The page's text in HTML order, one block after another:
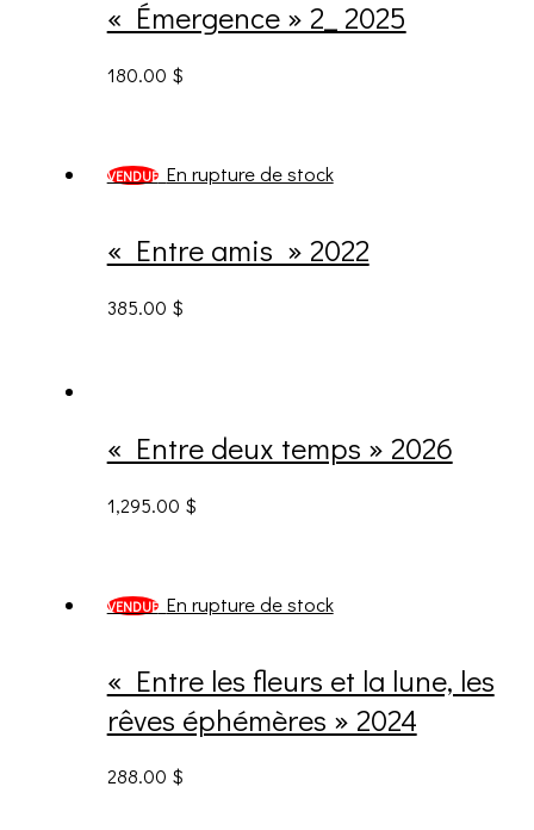
« Émergence » 2_ 2025
180.00 $
VENDUE En rupture de stock
« Entre amis » 2022
385.00 $
« Entre deux temps » 2026
1,295.00 $
VENDUE En rupture de stock
« Entre les fleurs et la lune, les
rêves éphémères » 2024
288.00 $